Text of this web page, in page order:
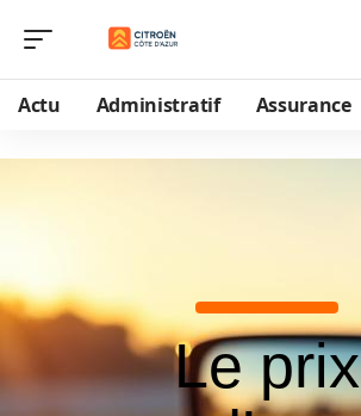
Actu Administratif Assurance
Le prix